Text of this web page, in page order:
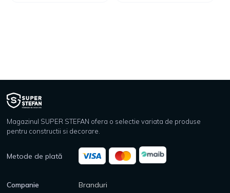
Magazinul SUPER STEFAN ofera o selectie variata de produse
pentru constructii si decorare.
Metode de plată
Companie
Branduri